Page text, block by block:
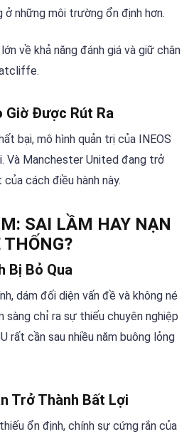
những môi trường ổn định hơn.
về khả năng đánh giá và giữ chân
Giờ Được Rút Ra
bại, mô hình quản trị của INEOS
Và Manchester United đang trở
cách điều hành này.
SAI LẦM HAY NẠN
Bị Bỏ Qua
dám đối diện vấn đề và không né
sàng chỉ ra sự thiếu chuyên nghiệp
rất cần sau nhiều năm buông lỏng
Trở Thành Bất Lợi
ổn định, chính sự cứng rắn của